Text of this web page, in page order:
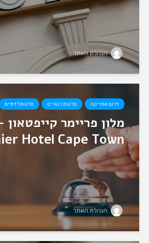
הנהלת האתר
דרום אפריקה מלונות כשרים מלונות לדתיים
מלון פריימר קייפטאון
Hotel Cape Town
הנהלת האתר